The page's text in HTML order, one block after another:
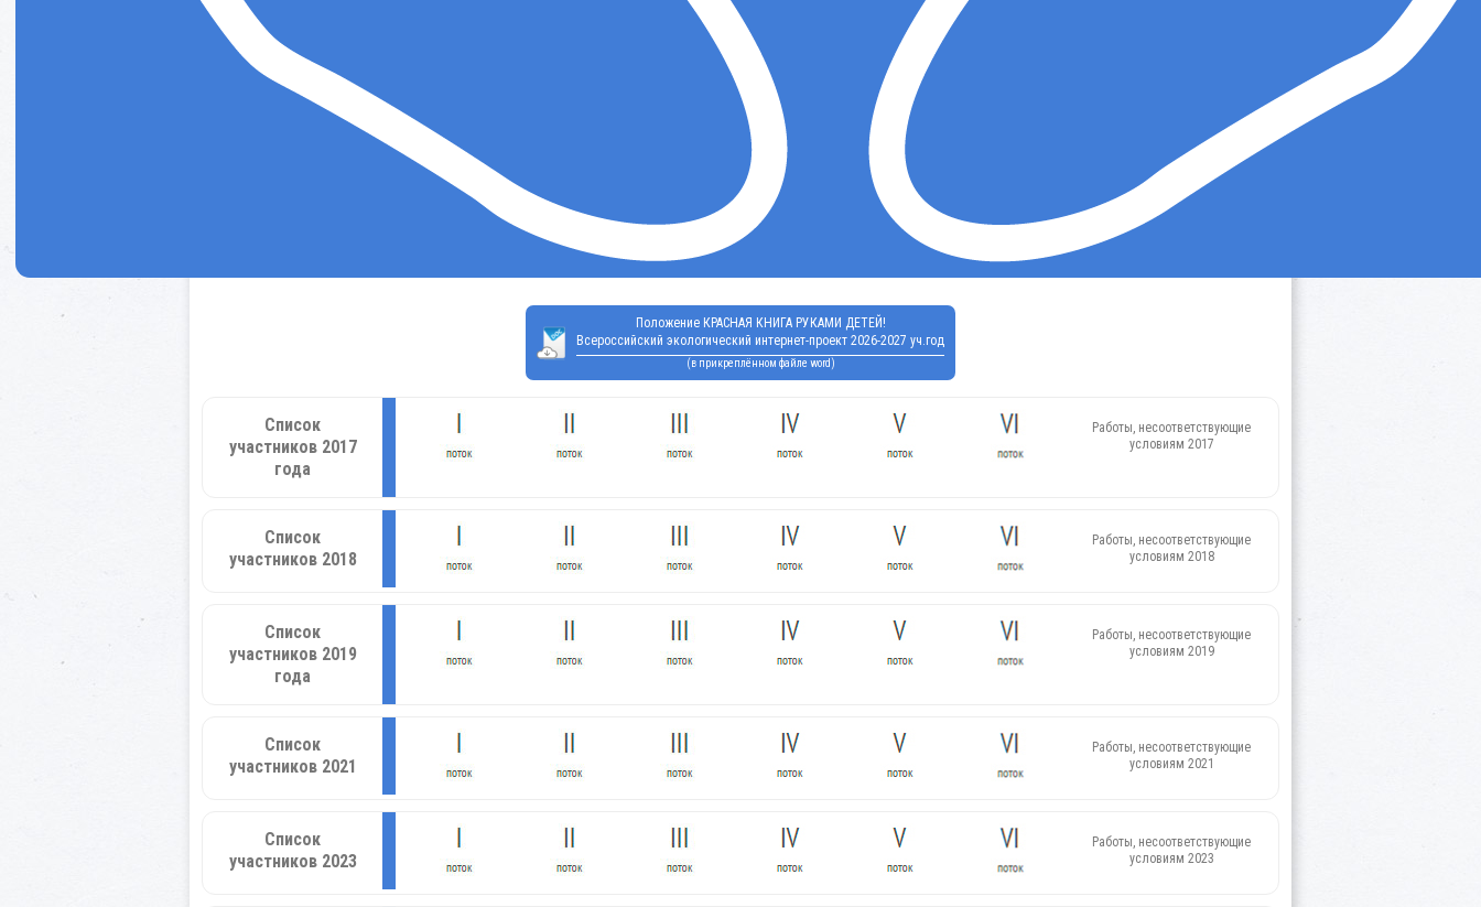
Положение КРАСНАЯ КНИГА РУКАМИ ДЕТЕЙ!
Всероссийский экологический интернет-проект 2026-2027 уч.год
(в прикреплённом файле word)
Список
участников 2017
года
Работы, несоответствующие
условиям 2017
Список
участников 2018
Работы, несоответствующие
условиям 2018
Список
участников 2019
года
Работы, несоответствующие
условиям 2019
Список
участников 2021
Работы, несоответствующие
условиям 2021
Список
участников 2023
Работы, несоответствующие
условиям 2023